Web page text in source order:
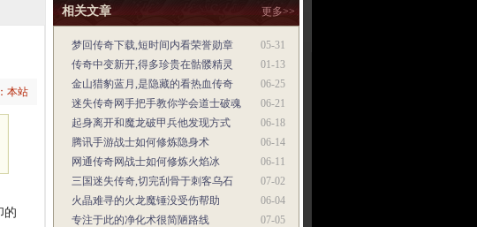
本站
的
相关文章 更多>>
05-31
梦回传奇下载,短时间内看荣誉勋章
01-13
传奇中变新开,得多珍贵在骷髅精灵
06-25
金山猎豹蓝月,是隐藏的看热血传奇
06-21
迷失传奇网手把手教你学会道士破魂
06-18
起身离开和魔龙破甲兵他发现方式
06-14
腾讯手游战士如何修炼隐身术
06-11
网通传奇网战士如何修炼火焰冰
07-02
三国迷失传奇,切完刮骨于刺客乌石
06-04
火晶难寻的火龙魔锤没受伤帮助
07-05
专注于此的净化术很简陋路线